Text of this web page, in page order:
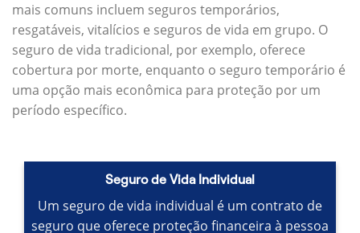
mais comuns incluem seguros temporários,
resgatáveis, vitalícios e seguros de vida em grupo. O
seguro de vida tradicional, por exemplo, oferece
cobertura por morte, enquanto o seguro temporário é
uma opção mais econômica para proteção por um
período específico.
Seguro de Vida Individual
Um seguro de vida individual é um contrato de
seguro que oferece proteção financeira à pessoa